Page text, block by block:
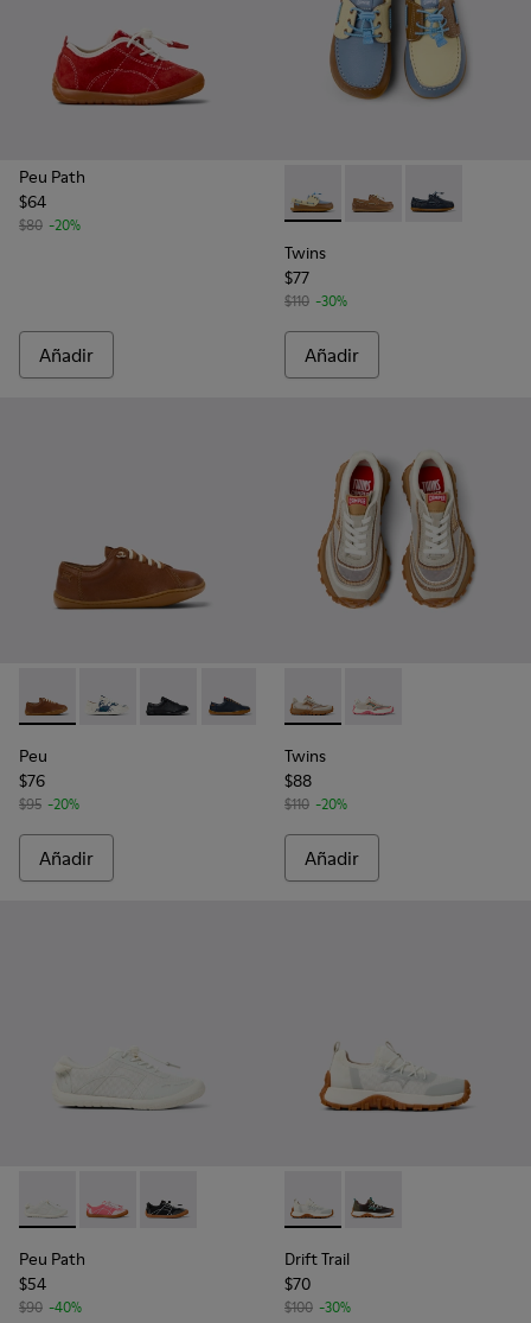
Peu Path
$64
$80 -20%
Añadir
Twins - K800689-003 -
Twins - K800689-
Twins -
Twins
$77
$110 -30%
Añadir
Peu - 80003-160 - Zapatos de piel marrones para niños.
Peu - 80003-156 - Zapatos de piel multicolor para
Peu - 80003-146Peu - 80003-104 - Zapatos de piel
Peu
$76
$95 -20%
Añadir
Twins - K800685-002 -
Twins - K800685-
Twins
$88
$110 -20%
Añadir
Peu Path - K800691-001 - Sneakers de tejido y piel blancas
Peu Path - K800691-003
Peu Path - K800691-002
Peu Path
$54
$90 -40%
Drift Trail - K800684-001 -
Drift Trail -
Drift Trail
$70
$100 -30%